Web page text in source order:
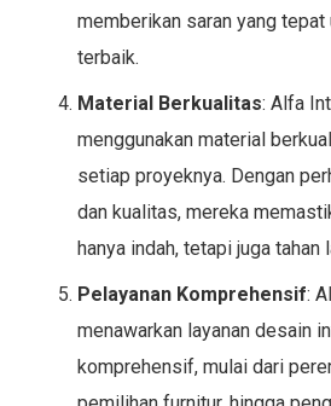
memberikan saran yang
terbaik.
Material Berkualitas: Alfa
menggunakan material
setiap proyeknya. Dengan
dan kualitas, mereka
hanya indah, tetapi juga tahan
Pelayanan Komprehensif:
menawarkan layanan desain
komprehensif, mulai dari